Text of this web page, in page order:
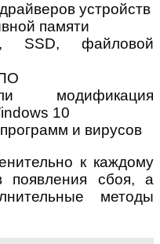
устройств
памяти
SSD, файловой
модификация
10
и вирусов
к каждому
появления сбоя, а
методы